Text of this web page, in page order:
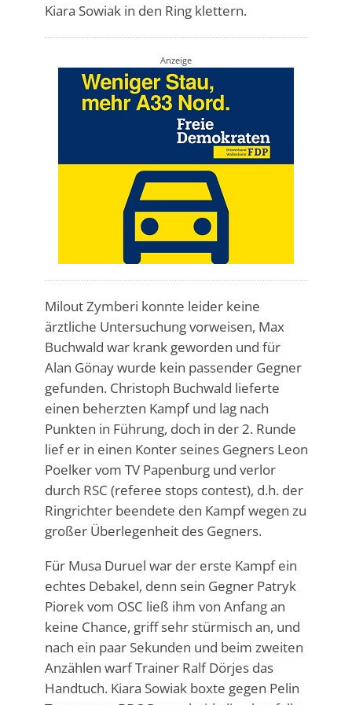
Kiara Sowiak in den Ring klettern.
Anzeige
Milout Zymberi konnte leider keine
ärztliche Untersuchung vorweisen, Max
Buchwald war krank geworden und für
Alan Gönay wurde kein passender Gegner
gefunden. Christoph Buchwald lieferte
einen beherzten Kampf und lag nach
Punkten in Führung, doch in der 2. Runde
lief er in einen Konter seines Gegners Leon
Poelker vom TV Papenburg und verlor
durch RSC (referee stops contest), d.h. der
Ringrichter beendete den Kampf wegen zu
großer Überlegenheit des Gegners.
Für Musa Duruel war der erste Kampf ein
echtes Debakel, denn sein Gegner Patryk
Piorek vom OSC ließ ihm von Anfang an
keine Chance, griff sehr stürmisch an, und
nach ein paar Sekunden und beim zweiten
Anzählen warf Trainer Ralf Dörjes das
Handtuch. Kiara Sowiak boxte gegen Pelin